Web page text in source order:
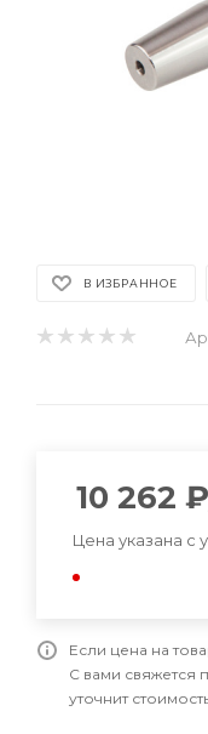
В ИЗБРАННОЕ
10 262 ₽
Цена указана с
Если цена на
С вами свяжется
уточнит